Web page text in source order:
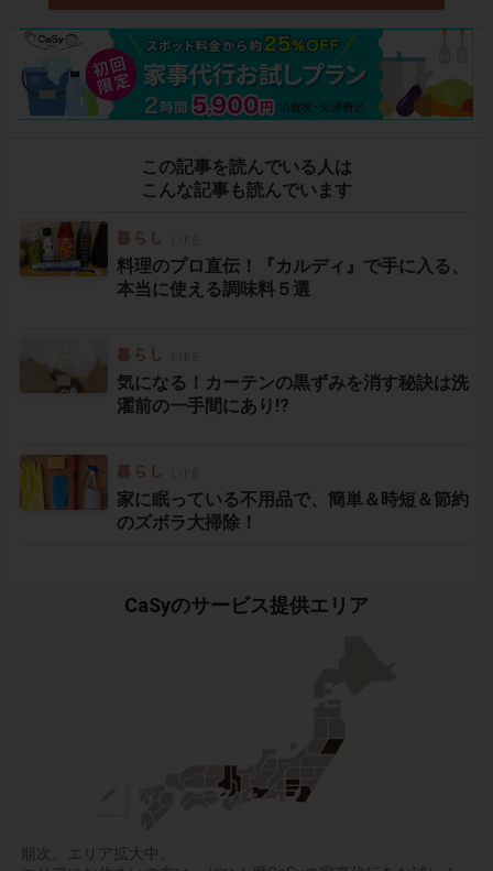
この記事を読んでいる人は
こんな記事も読んでいます
料理のプロ直伝！『カルディ』で手に入る、
本当に使える調味料５選
気になる！カーテンの黒ずみを消す秘訣は洗
濯前の一手間にあり!?
家に眠っている不用品で、簡単＆時短＆節約
のズボラ大掃除！
CaSyのサービス提供エリア
順次、エリア拡大中。